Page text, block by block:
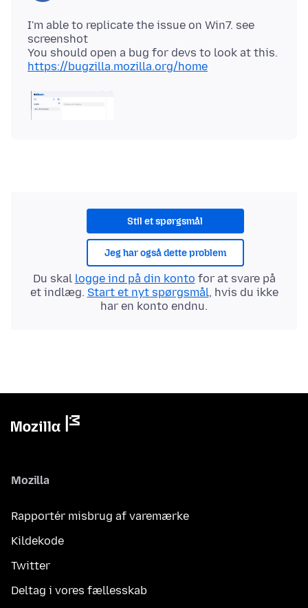
I'm able to replicate the issue on Win7. see
screenshot
You should open a bug for devs to look at this.
https://bugzilla.mozilla.org/home
Stil et spørgsmål
Jeg har også dette problem
Du skal logge ind på din konto for at svare på
et indlæg. Start et nyt spørgsmål, hvis du ikke
har en konto endnu.
Mozilla
Rapportér misbrug af varemærke
Kildekode
Twitter
Deltag i vores fællesskab